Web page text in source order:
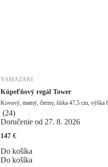
YAMAZAKI
Kúpeľňový regál Tower
(24)
Doručenie od 27. 8. 2026
147 €
Do košíka
Do košíka